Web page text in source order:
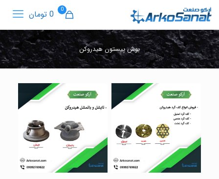
0 0 تومان
بوش پیستون هیدروکن